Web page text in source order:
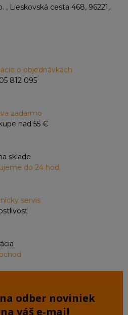
, Lieskovská cesta 468, 96221,
o objednávkach
812 095
zadarmo
nad 55 €
sklade
do 24 hod.
servis
odber noviniek
váš e‑mail